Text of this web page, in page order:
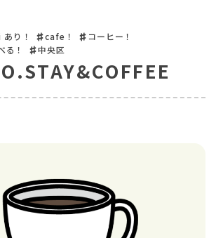
り！ cafe！
コーヒー！
る！ 中央区